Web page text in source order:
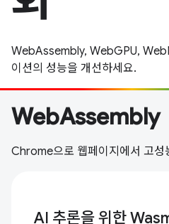
WebAssembly, WebGPU,
이션의 성능을 개선하세요.
WebAssembly
Chrome으로 웹페이지에서 고성
AI 추론을 위한